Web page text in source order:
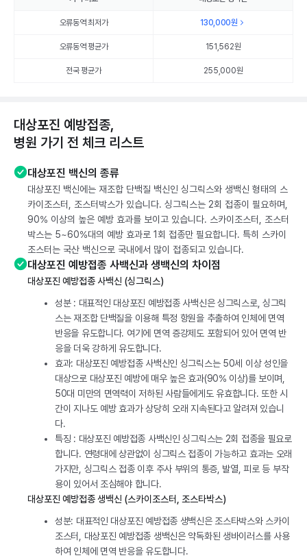
오류동역 최저가 130,000원
오류동역 평균가 151,562원
전국 평균가 255,000원
대상포진 예방접종,
병원 가기 전 체크 리스트
대상포진 백신의 종류
대상포진 백신에는 재조합 단백질 백신인 싱그릭스와 생백신 형태의 스
카이조스터, 조스터박스가 있습니다. 싱그릭스는 2회 접종이 필요하며,
90% 이상의 높은 예방 효과를 보이고 있습니다. 스카이조스터, 조스터
박스는 5~60%대의 예방 효과로 1회 접종만 필요합니다. 특히 스카이
조스터는 국산 백신으로 국내에서 많이 접종되고 있습니다.
대상포진 예방접종 사백신과 생백신의 차이점
대상포진 예방접종 사백신 (싱그릭스)
성분 : 대표적인 대상포진 예방접종 사백신은 싱그릭스로, 싱그릭
스는 재조합 단백질을 이용해 특정 항원을 추출하여 인체에 면역
반응을 유도합니다. 여기에 면역 증강제도 포함되어 있어 면역 반
응을 더욱 강하게 유도합니다.
효과: 대상포진 예방접종 사백신인 싱그릭스는 50세 이상 성인을
대상으로 대상포진 예방에 매우 높은 효과(90% 이상)를 보이며,
50대 미만의 면역력이 저하된 사람들에게도 유효합니다. 또한 시
간이 지나도 예방 효과가 상당히 오래 지속된다고 알려져 있습니
다.
특징 : 대상포진 예방접종 사백신인 싱그릭스는 2회 접종을 필요로
합니다. 연령대에 상관없이 싱그릭스 접종이 가능하고 효과는 오래
가지만, 싱그릭스 접종 이후 주사 부위의 통증, 발열, 피로 등 부작
용이 있어서 조심해야 합니다.
대상포진 예방접종 생백신 (스카이조스터, 조스타박스)
성분: 대표적인 대상포진 예방접종 생백신은 조스타박스와 스카이
조스터, 대상포진 예방접종 생백신은 약독화된 생바이러스를 사용
하여 인체에 면역 반응을 유도합니다.